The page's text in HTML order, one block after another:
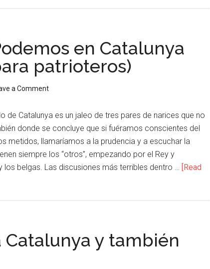
en Catalunya
patrioteros)
a Comment
de Catalunya es un jaleo de tres pares de narices que no
donde se concluye que si fuéramos conscientes del
metidos, llamaríamos a la prudencia y a escuchar la
siempre los “otros”, empezando por el Rey y
los belgas. Las discusiones más terribles dentro … [Read
y también